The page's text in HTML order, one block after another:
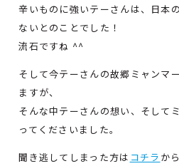
辛いものに強いテーさんは、日本
ないとのことでした！
流石ですね ^^
そして今テーさんの故郷ミャンマ
ますが、
そんな中テーさんの想い、そして
ってくださいました。
聞き逃してしまった方は コチラ か